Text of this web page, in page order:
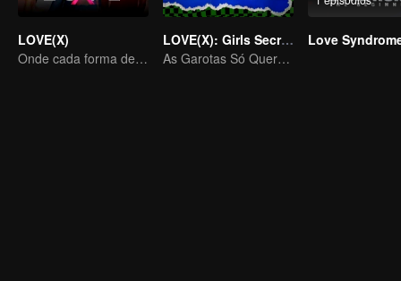
LOVE(X)
Onde cada forma de amor se encontra, cada coração palpita em todas as cores
LOVE(X): Girls Secret Party
As Garotas Só Querem Se Divertir